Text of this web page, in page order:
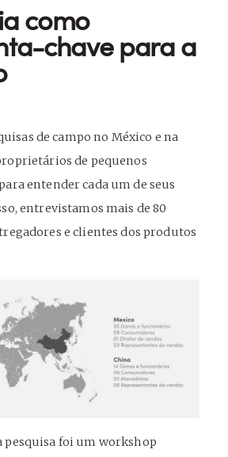
como
chave para a
de campo no México e na
de pequenos
entender cada um de seus
entrevistamos mais de 80
e clientes dos produtos
pesquisa foi um workshop